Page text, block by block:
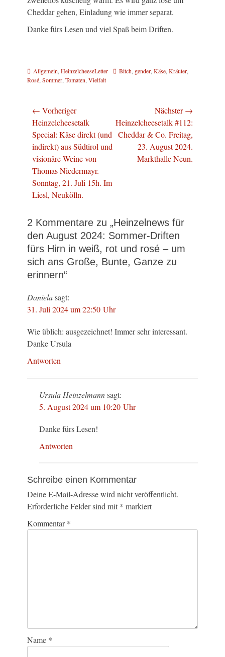
Cheddar gehen, Einladung wie immer separat.
Danke fürs Lesen und viel Spaß beim Driften.
Kategorien
Allgemein,HeinzelcheeseLetter Schlagworte
Bitch, gender,Käse,Kräuter,
Rosé,Sommer,Tomaten,Vielfalt
Beitragsnavigation
← Vorheriger
Vorheriger
Beitrag:
Heinzelcheesetalk
Special: Käse direkt (und
indirekt) aus Südtirol und
visionäre Weine von
Thomas Niedermayr.
Sonntag, 21. Juli 15h. Im
Liesl, Neukölln.
Nächster →
Nächster
Beitrag:
Heinzelcheesetalk #112:
Cheddar & Co. Freitag,
23. August 2024.
Markthalle Neun.
2 Kommentare zu „Heinzelnews für
den August 2024: Sommer-Driften
fürs Hirn in weiß, rot und rosé – um
sich ans Große, Bunte, Ganze zu
erinnern“
Danielasagt:
31. Juli 2024 um 22:50 Uhr
Wie üblich: ausgezeichnet! Immer sehr interessant.
Danke Ursula
Antworten
Ursula Heinzelmannsagt:
5. August 2024 um 10:20 Uhr
Danke fürs Lesen!
Antworten
Schreibe einen Kommentar
Deine E-Mail-Adresse wird nicht veröffentlicht.
Erforderliche Felder sind mit * markiert
Kommentar*
Name *